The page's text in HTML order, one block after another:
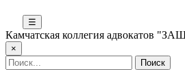
☰
Камчатская коллегия адвокатов
×